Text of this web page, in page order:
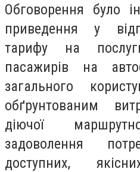
Обговорення було
приведення у
тарифу на
пасажирів на
загального
обґрунтованим
діючої
задоволення
доступних,